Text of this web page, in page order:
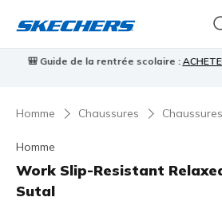
Skechers VIP : retours sous 45 jours
Homme Chaussures
Homme
Work Slip-Resistant
Sutal